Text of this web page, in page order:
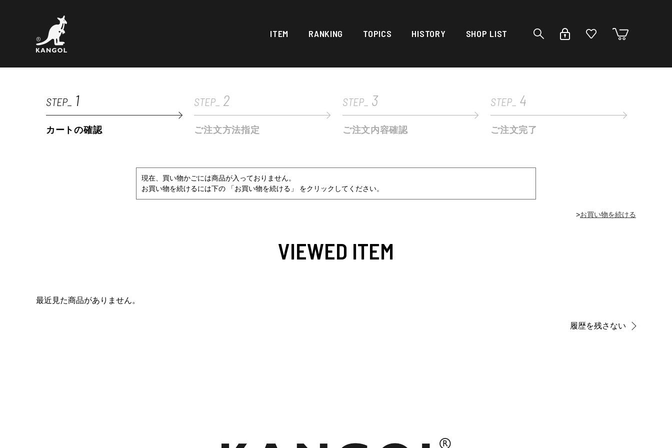
ITEM RANKING TOPICS HISTORY SHOP LIST
STEP_ 1
カートの確認
STEP_ 2
ご注文方法指定
STEP_ 3
ご注文内容確認
STEP_ 4
ご注文完了
現在、買い物かごには商品が入っておりません。
お買い物を続けるには下の 「お買い物を続ける」 をクリックしてください。
>
VIEWED ITEM
最近見た商品がありません。
履歴を残さない